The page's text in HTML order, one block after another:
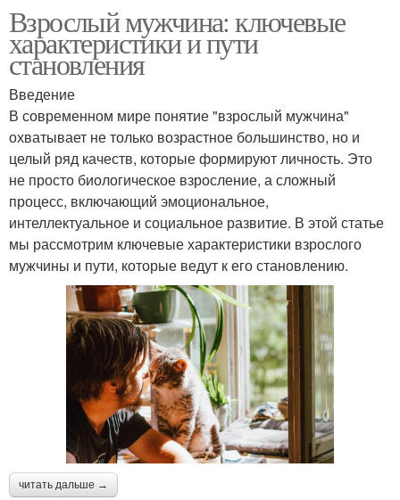
Взрослый мужчина: ключевые
характеристики и пути
становления
Введение
В современном мире понятие "взрослый мужчина"
охватывает не только возрастное большинство, но и
целый ряд качеств, которые формируют личность. Это
не просто биологическое взросление, а сложный
процесс, включающий эмоциональное,
интеллектуальное и социальное развитие. В этой статье
мы рассмотрим ключевые характеристики взрослого
мужчины и пути, которые ведут к его становлению.
читать дальше →